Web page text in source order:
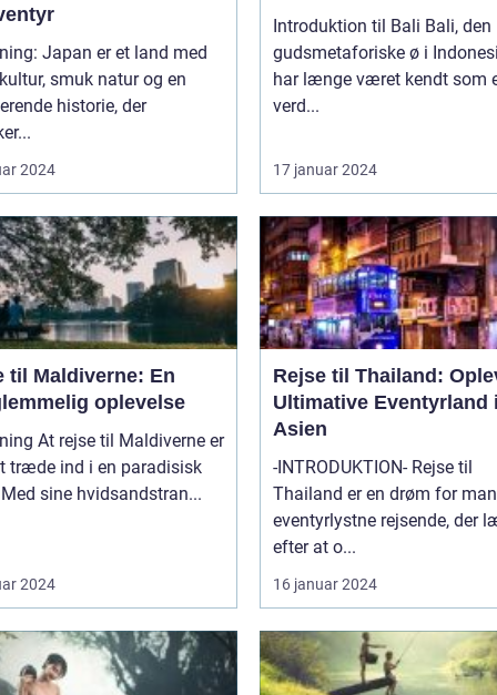
Japan er et land med
smuk natur og en
historie, der
2024
Introduktion til Bali Bali, den
gudsmetaforiske ø i
har længe været kendt som
verd...
17 januar 2024
til Maldiverne: En
oplevelse
er
træde ind i en paradisisk
sine hvidsandstran...
2024
Rejse til Thailand:
Ultimative Eventyrland
Asien
-INTRODUKTION- Rejse til
Thailand er en drøm for
eventyrlystne rejsende, der
efter at o...
16 januar 2024